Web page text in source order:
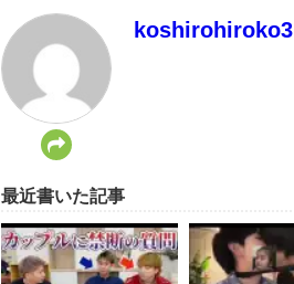
koshirohiroko3
最近書いた記事